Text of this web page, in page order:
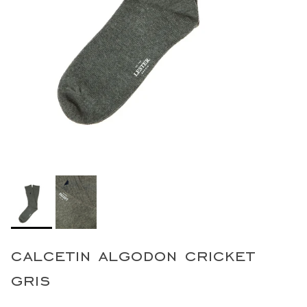
calcetin algodon cricket
gris